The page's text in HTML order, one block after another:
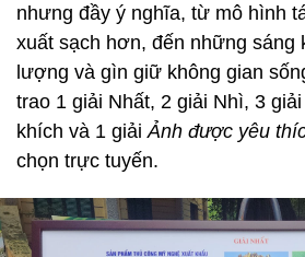
nhưng đầy ý nghĩa, từ mô hình
xuất sạch hơn, đến những sáng
lượng và gìn giữ không gian
trao 1 giải Nhất, 2 giải Nhì, 3
khích và 1 giải Ảnh được yêu
chọn trực tuyến.